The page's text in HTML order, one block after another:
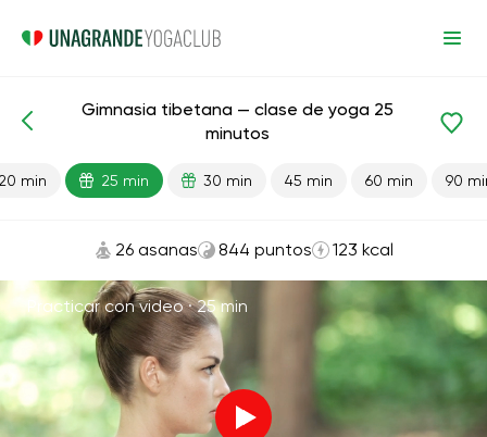
Lecciones preparadas Energía
Gimnasia tibetana — clase de yoga 25
minutos
min 25 min 30 min 45 min 60 min 90
26 asanas 844 puntos 123 kcal
Practicar con video ·25 min